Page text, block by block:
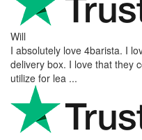
Victor M.
Very professional, fast
Ihor Zlobin
Fantastisk upplevelse från
bra kommunikation och
välpackat och i perf ...